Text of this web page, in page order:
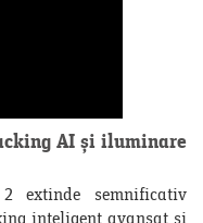
AI și iluminare
extinde semnificativ